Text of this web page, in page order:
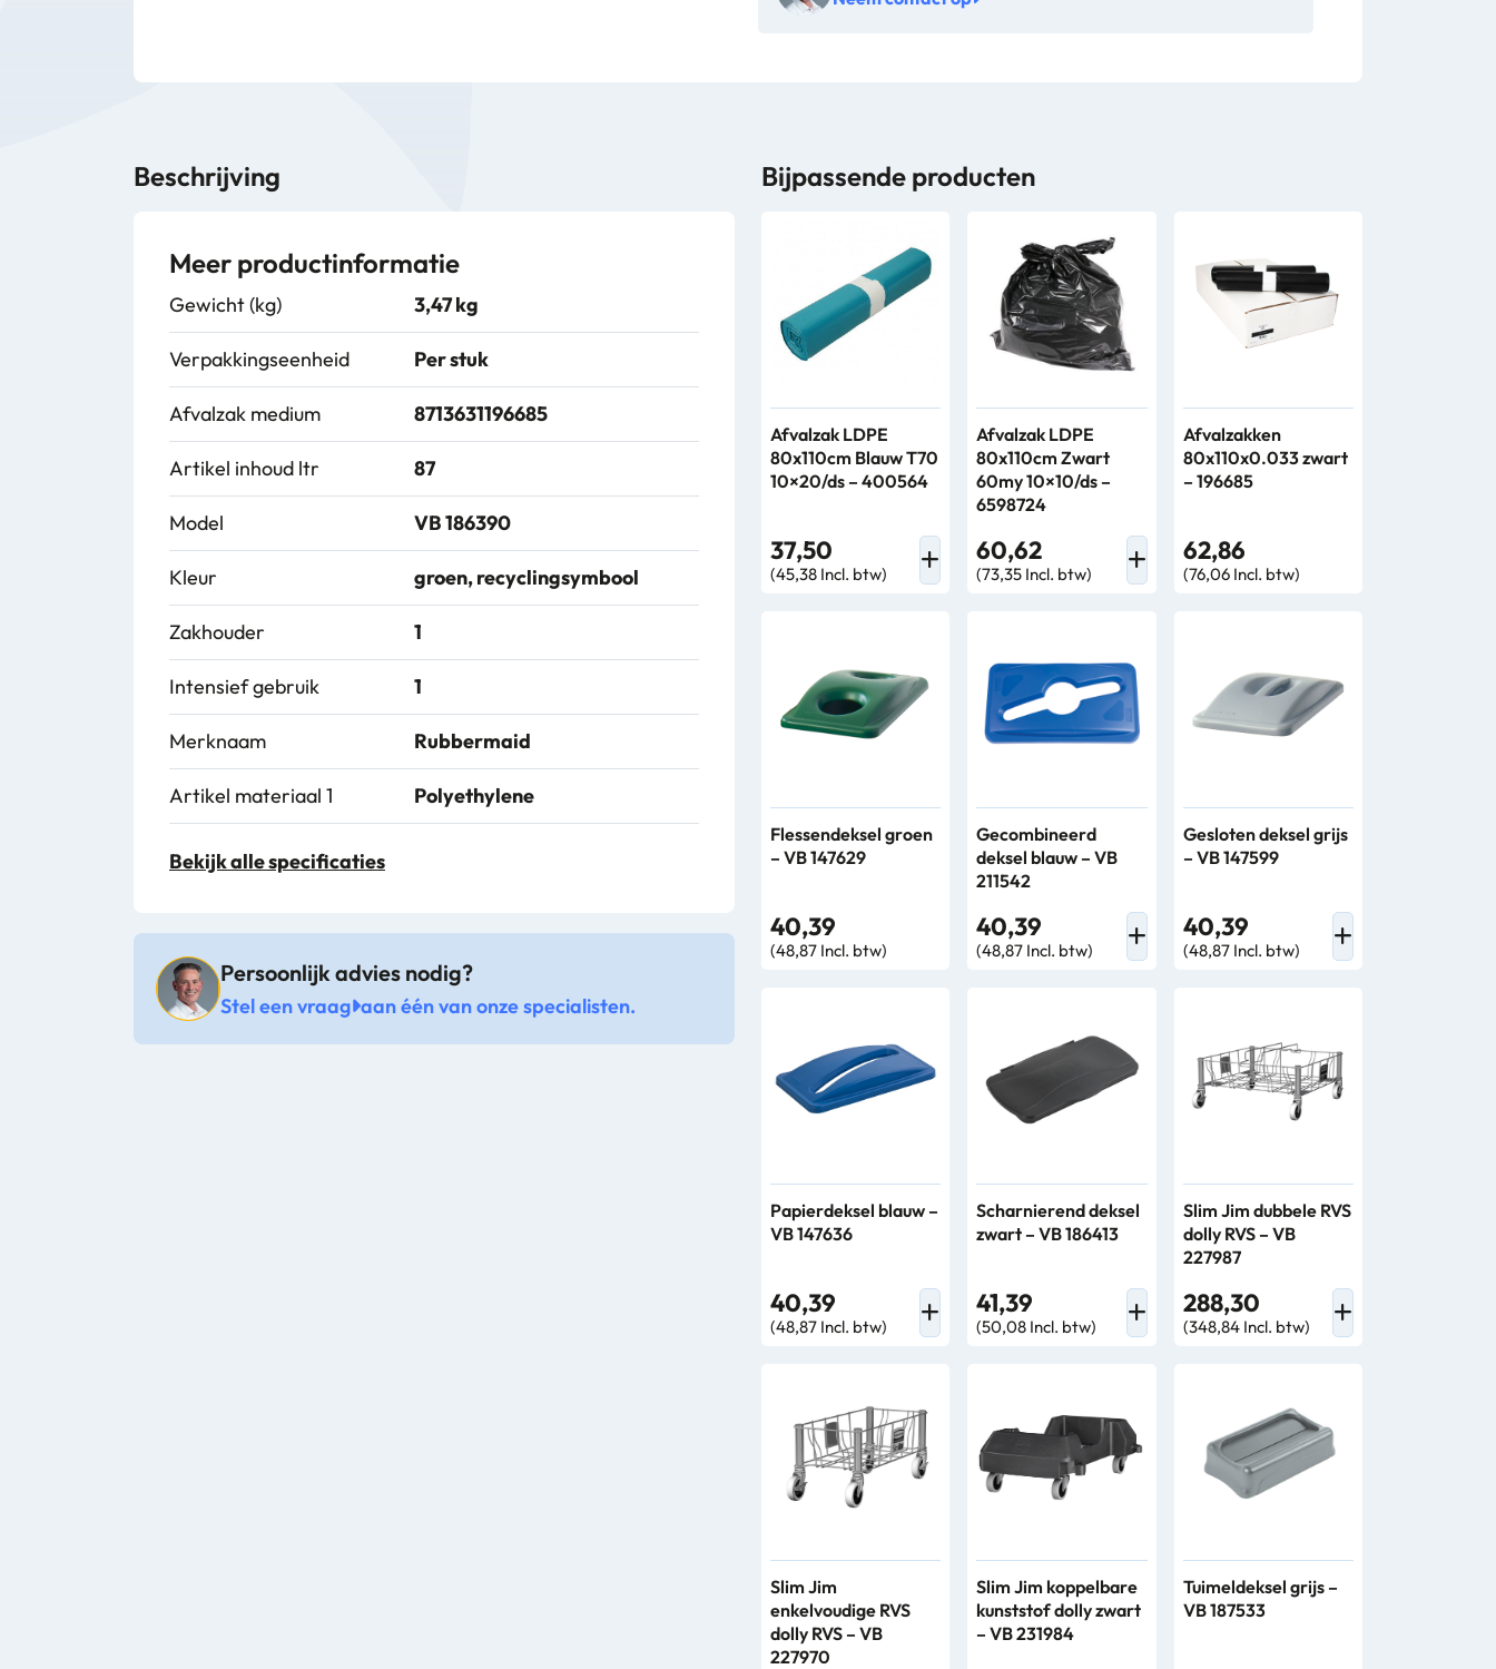
VB
Beschrijving
Meer productinformatie
Gewicht (kg) 3,47 kg
Verpakkingseenheid Per stuk
Afvalzak medium 8713631196685
Artikel inhoud ltr 87
Model VB 186390
Kleur groen, recyclingsymbool
Zakhouder 1
Intensief gebruik 1
Merknaam Rubbermaid
Artikel materiaal 1 Polyethylene
Artikel hoogte mm
Artikel lengte mm 558
Bekijk alle specificaties
Persoonlijk advies nodig?
Stel een vraag aan één van onze specialisten.
Bijpassende producten
Afvalzak LDPE
80x110cm Blauw T70
10×20/ds – 400564
37,50
(45,38 Incl. btw)
Afvalzak LDPE
80x110cm Zwart
60my 10×10/ds –
6598724
60,62
(73,35 Incl. btw)
Afvalzakken
80x110x0.033 zwart
– 196685
62,86
(76,06 Incl. btw)
Flessendeksel groen
– VB 147629
40,39
(48,87 Incl. btw)
Gecombineerd
deksel blauw – VB
211542
40,39
(48,87 Incl. btw)
Gesloten deksel grijs
– VB 147599
40,39
(48,87 Incl. btw)
Papierdeksel blauw –
VB 147636
40,39
(48,87 Incl. btw)
Scharnierend deksel
zwart – VB 186413
41,39
(50,08 Incl. btw)
Slim Jim dubbele RVS
dolly RVS – VB
227987
288,30
(348,84 Incl. btw)
Slim Jim
enkelvoudige RVS
dolly RVS – VB
227970
Slim Jim koppelbare
kunststof dolly zwart
– VB 231984
Tuimeldeksel grijs –
VB 187533